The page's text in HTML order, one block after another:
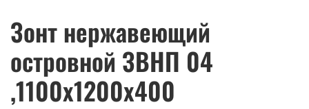
Зонт нержавеющий
островной ЗВНП 04
,1100х1200х400